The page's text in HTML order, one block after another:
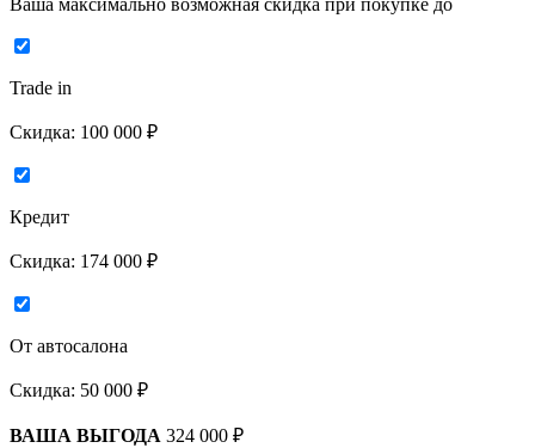
Ваша максимально возможная скидка при покупке до
Trade in
Скидка: 100 000 ₽
Кредит
Скидка: 174 000 ₽
От автосалона
Скидка: 50 000 ₽
ВАША ВЫГОДА 324 000 ₽